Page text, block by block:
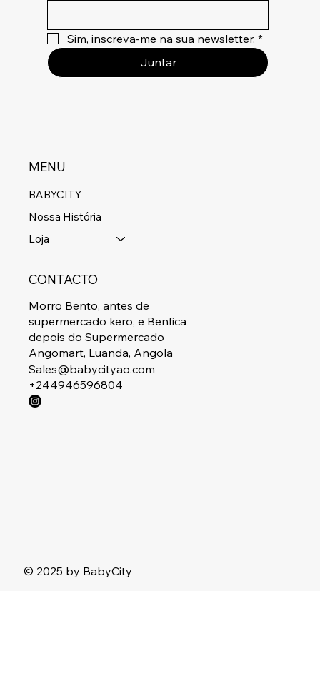
Sim, inscreva-me na sua newsletter. *
Juntar
MENU
BABYCITY
Nossa História
Loja
CONTACTO
Morro Bento, antes de
supermercado kero, e Benfica
depois do Supermercado
Angomart, Luanda, Angola
Sales@babycityao.com
+244946596804
© 2025 by BabyCity